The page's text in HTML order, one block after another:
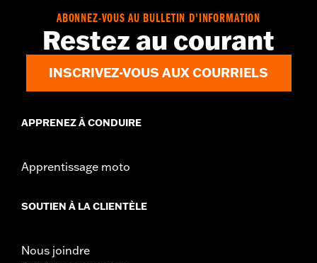
Air Filter Care.
ABONNEZ-VOUS AU BULLETIN D'INFORMATION
Restez au courant
INSCRIVEZ-VOUS AUX COURRIELS
APPRENEZ À CONDUIRE
Apprentissage moto
SOUTIEN À LA CLIENTÈLE
Nous joindre